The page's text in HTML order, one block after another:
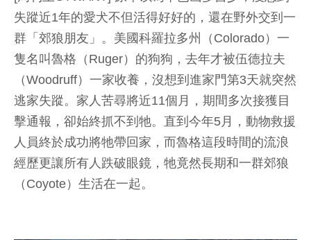
失蹤近1年的愛犬不但活得好好的，還在野外交到一
群「郊狼朋友」。美國科羅拉多州（Colorado）一
隻名叫魯格（Ruger）的狗狗，去年才被伍德拉夫
（Woodruff）一家收養，沒想到進家門第3天就突然
逃家失蹤。家人苦尋將近11個月，期間多次接獲目
擊通報，卻始終抓不到牠。直到今年5月，動物救援
人員終於成功將牠帶回家，而魯格這段時間的流浪
經歷更讓所有人跌破眼鏡，牠竟然長期和一群郊狼
（Coyote）生活在一起。